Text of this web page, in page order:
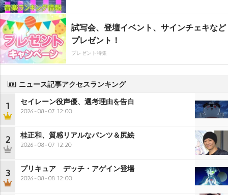
試写会、登壇イベント、サインチェキなど
プレゼント！
プレゼント特集
ニュース記事アクセスランキング
1 セイレーン役声優、選考理由を告白
2026-08-07 12:00
2 桂正和、質感リアルなパンツ＆尻絵
2026-08-07 12:20
3 プリキュア デッチ・アゲイン登場
2026-08-08 12:00